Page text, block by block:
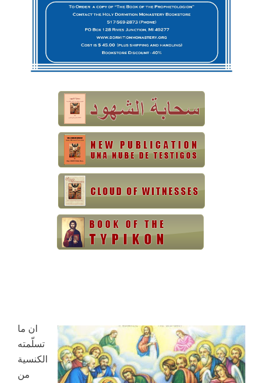
ان ما
تسلّمته
الكنسية
من